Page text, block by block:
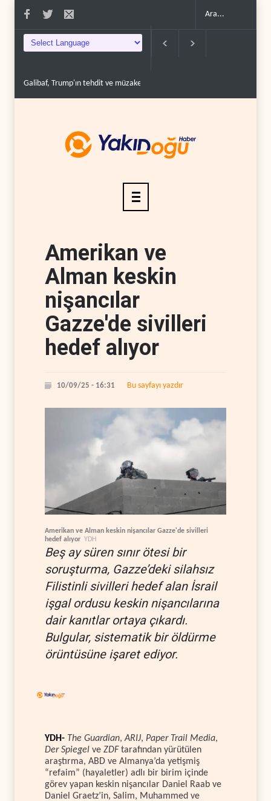
Galibaf, Trump'ın tehdit ve müzakere mesajlarıyla alay et..
Amerikan ve
Alman keskin
nişancılar
Gazze'de sivilleri
hedef alıyor
10/09/25 - 16:31 Bu sayfayı yazdır
Amerikan ve Alman keskin nişancılar Gazze'de sivilleri
hedef alıyor YDH
Beş ay süren sınır ötesi bir
soruşturma, Gazze’deki silahsız
Filistinli sivilleri hedef alan İsrail
işgal ordusu keskin nişancılarına
dair kanıtlar ortaya çıkardı.
Bulgular, sistematik bir öldürme
örüntüsüne işaret ediyor.
YDH- The Guardian,ARIJ, Paper Trail Media,
Der Spiegel ve ZDF tarafından yürütülen
araştırma, ABD ve Almanya’da yetişmiş
“refaim” (hayaletler) adlı bir birim içinde
görev yapan keskin nişancılar Daniel Raab ve
Daniel Graetz’in, Salim, Muhammed ve